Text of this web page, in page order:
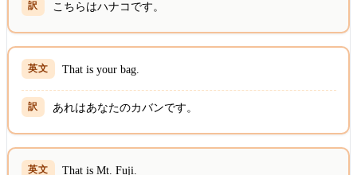
こちらはハナコです。
That is your bag.
あれはあなたのカバンです。
That is Mt. Fuji.